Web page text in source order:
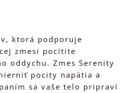
ktorá podporuje
zmesi pocítite
oddychu. Zmes Serenity
pocity napätia a
sa vaše telo pripraví